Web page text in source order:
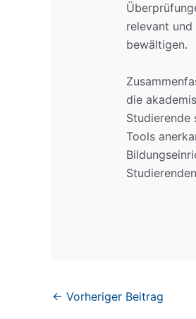
relevant
bewältigen.
die
Studierende
Tools
← Vorheriger Beitrag